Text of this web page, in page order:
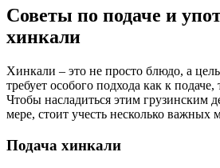
Советы по подаче и
хинкали
Хинкали – это не просто блюдо, а
требует особого подхода как к
Чтобы насладиться этим грузинским
мере, стоит учесть несколько важных
Подача хинкали